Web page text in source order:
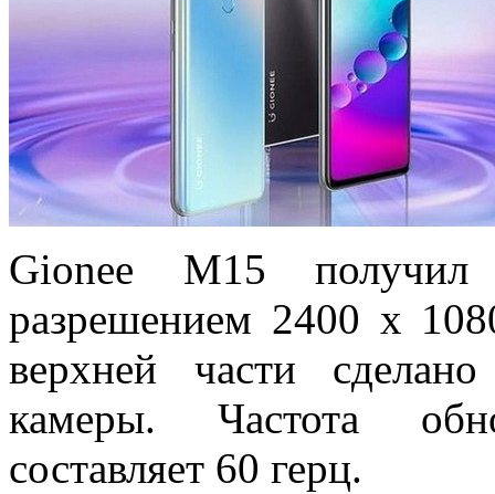
Gionee M15
разрешением 2400 х
верхней части
камеры. Частота
составляет 60 герц.